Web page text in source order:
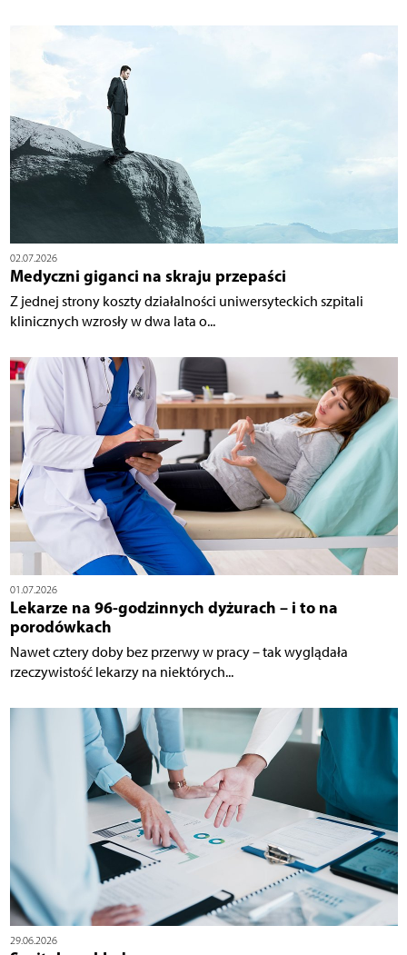
02.07.2026
Medyczni giganci na skraju przepaści
Z jednej strony koszty działalności uniwersyteckich szpitali
klinicznych wzrosły w dwa lata o...
01.07.2026
Lekarze na 96-godzinnych dyżurach – i to na
porodówkach
Nawet cztery doby bez przerwy w pracy – tak wyglądała
rzeczywistość lekarzy na niektórych...
29.06.2026